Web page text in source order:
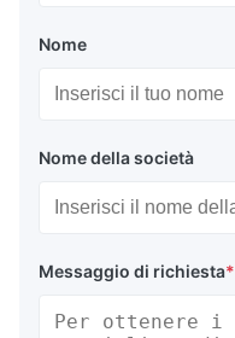
Nome
Nome della società
Messaggio di richiesta*